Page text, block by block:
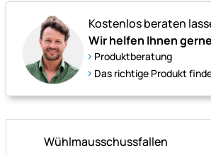
Kostenlos beraten
Wir helfen Ihnen
Produktberatung
Das richtige Produkt
Wühlmausschussfallen